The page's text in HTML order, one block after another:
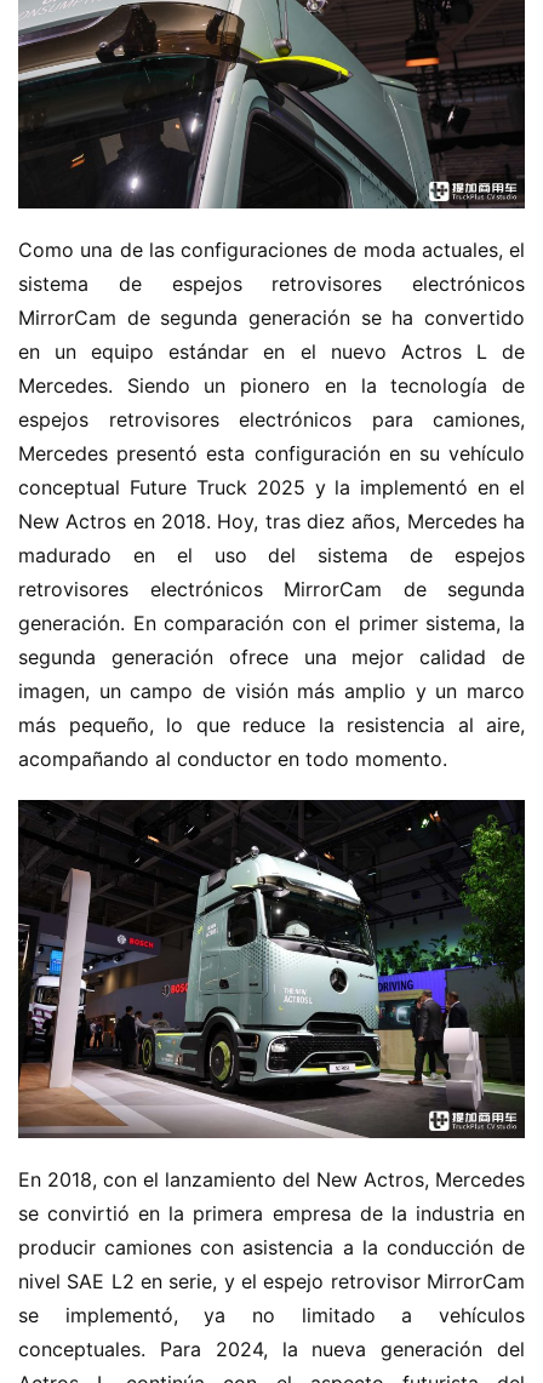
Como una de las configuraciones de moda actuales, el
sistema de espejos retrovisores electrónicos
MirrorCam de segunda generación se ha convertido
en un equipo estándar en el nuevo Actros L de
Mercedes. Siendo un pionero en la tecnología de
espejos retrovisores electrónicos para camiones,
Mercedes presentó esta configuración en su vehículo
conceptual Future Truck 2025 y la implementó en el
New Actros en 2018. Hoy, tras diez años, Mercedes ha
madurado en el uso del sistema de espejos
retrovisores electrónicos MirrorCam de segunda
generación. En comparación con el primer sistema, la
segunda generación ofrece una mejor calidad de
imagen, un campo de visión más amplio y un marco
más pequeño, lo que reduce la resistencia al aire,
acompañando al conductor en todo momento.
En 2018, con el lanzamiento del New Actros, Mercedes
se convirtió en la primera empresa de la industria en
producir camiones con asistencia a la conducción de
nivel SAE L2 en serie, y el espejo retrovisor MirrorCam
se implementó, ya no limitado a vehículos
conceptuales. Para 2024, la nueva generación del